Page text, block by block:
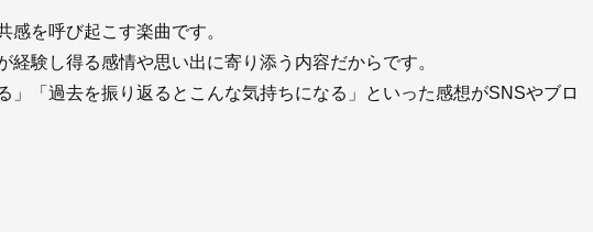
感を呼び起こす楽曲です。
験し得る感情や思い出に寄り添う内容だからです。
」「過去を振り返るとこんな気持ちになる」といった感想がSNSやブロ